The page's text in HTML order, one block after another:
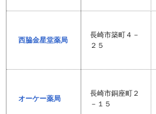
西脇金星堂薬局
長崎市築町４－
２５
オーケー薬局
長崎市銅座町２
－１５